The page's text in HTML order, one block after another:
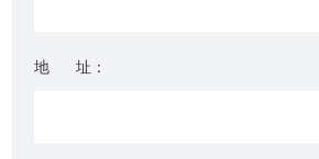
地 址：